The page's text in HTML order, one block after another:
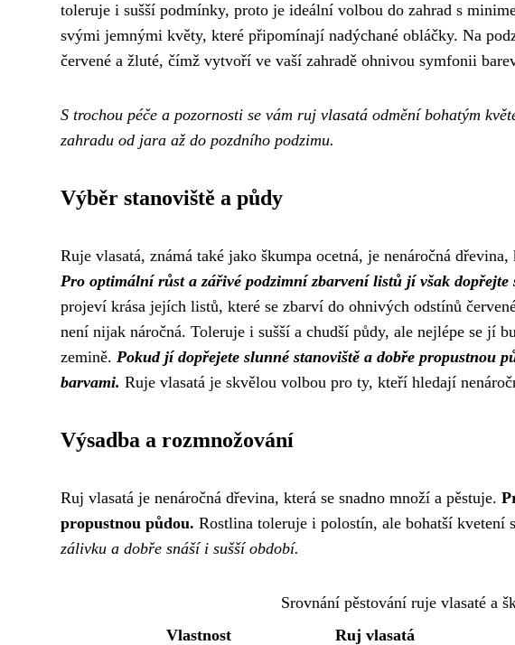
toleruje i sušší podmínky, proto je ideální volbou do zahrad s
svými jemnými květy, které připomínají nadýchané obláčky. Na
červené a žluté, čímž vytvoří ve vaší zahradě ohnivou symfonii
S trochou péče a pozornosti se vám ruj vlasatá odmění bohatým
zahradu od jara až do pozdního podzimu.
Výběr stanoviště a půdy
Ruje vlasatá, známá také jako škumpa ocetná, je nenáročná
Pro optimální růst a zářivé podzimní zbarvení listů jí však dopřejte
projeví krása jejích listů, které se zbarví do ohnivých odstínů
není nijak náročná. Toleruje i sušší a chudší půdy, ale nejlépe se jí
zemině. Pokud jí dopřejete slunné stanoviště a dobře propustnou
barvami. Ruje vlasatá je skvělou volbou pro ty, kteří hledají
Výsadba a rozmnožování
Ruj vlasatá je nenáročná dřevina, která se snadno množí a pěstuje.
propustnou půdou. Rostlina toleruje i polostín, ale bohatší kvetení
zálivku a dobře snáší i sušší období.
Srovnání pěstování ruje vlasaté a
Vlastnost
Ruj vlasatá